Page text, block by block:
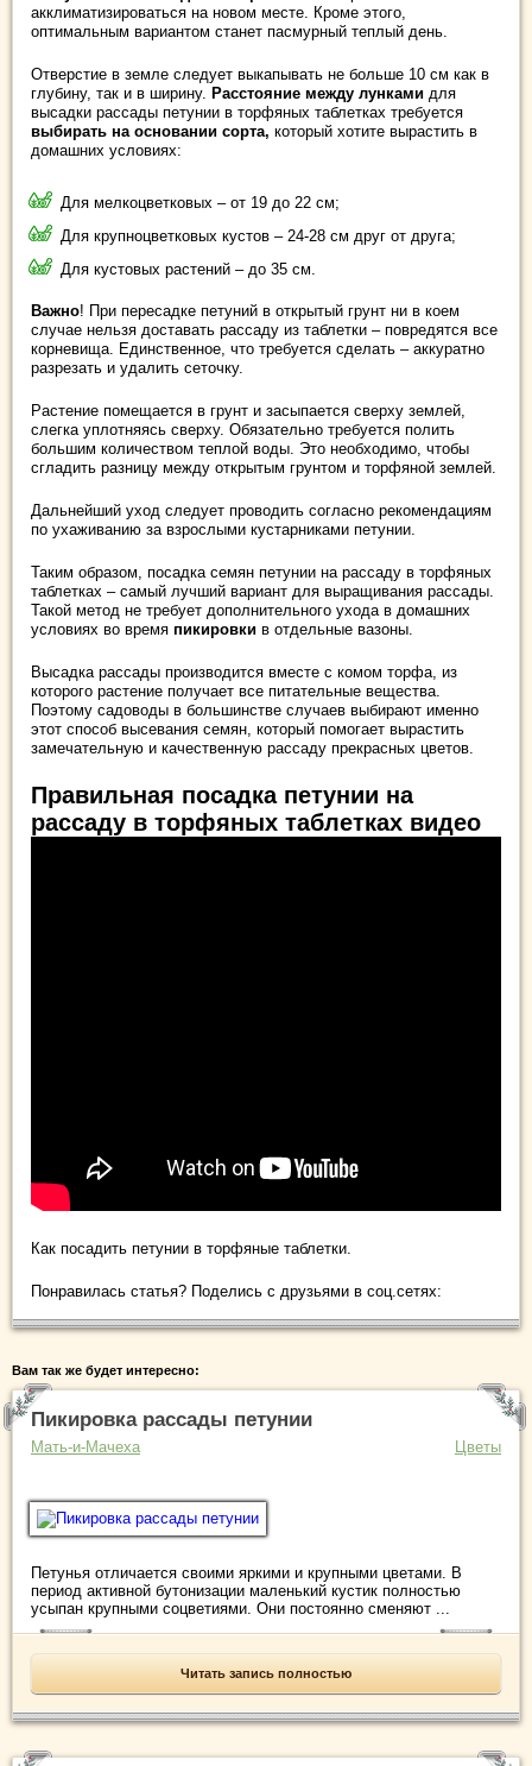
акклиматизироваться на новом месте. Кроме этого,
оптимальным вариантом станет пасмурный теплый день.
Отверстие в земле следует выкапывать не больше 10 см как в
глубину, так и в ширину. Расстояние между лунками для
высадки рассады петунии в торфяных таблетках требуется
выбирать на основании сорта, который хотите вырастить в
домашних условиях:
Для мелкоцветковых – от 19 до 22 см;
Для крупноцветковых кустов – 24-28 см друг от друга;
Для кустовых растений – до 35 см.
Важно! При пересадке петуний в открытый грунт ни в коем
случае нельзя доставать рассаду из таблетки – повредятся все
корневища. Единственное, что требуется сделать – аккуратно
разрезать и удалить сеточку.
Растение помещается в грунт и засыпается сверху землей,
слегка уплотняясь сверху. Обязательно требуется полить
большим количеством теплой воды. Это необходимо, чтобы
сгладить разницу между открытым грунтом и торфяной землей.
Дальнейший уход следует проводить согласно рекомендациям
по ухаживанию за взрослыми кустарниками петунии.
Таким образом, посадка семян петунии на рассаду в торфяных
таблетках – самый лучший вариант для выращивания рассады.
Такой метод не требует дополнительного ухода в домашних
условиях во время пикировки в отдельные вазоны.
Высадка рассады производится вместе с комом торфа, из
которого растение получает все питательные вещества.
Поэтому садоводы в большинстве случаев выбирают именно
этот способ высевания семян, который помогает вырастить
замечательную и качественную рассаду прекрасных цветов.
Правильная посадка петунии на
рассаду в торфяных таблетках видео
Как посадить петунии в торфяные таблетки.
Понравилась статья? Поделись с друзьями в соц.сетях:
Вам так же будет интересно:
Пикировка рассады петунии
Мать-и-Мачеха Цветы
Петунья отличается своими яркими и крупными цветами. В
период активной бутонизации маленький кустик полностью
усыпан крупными соцветиями. Они постоянно сменяют ...
Читать запись полностью